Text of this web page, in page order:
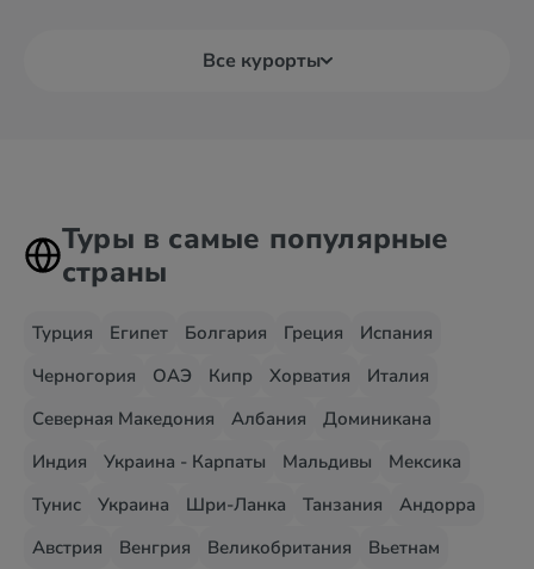
Все курорты
Туры в самые популярные
страны
Турция Египет Болгария Греция
Испания
Черногория
ОАЭ Кипр Хорватия
Италия
Северная Македония
Албания
Доминикана
Индия
Украина - Карпаты Мальдивы
Мексика
Тунис
Украина Шри-Ланка Танзания
Андорра
Австрия
Венгрия Великобритания
Вьетнам